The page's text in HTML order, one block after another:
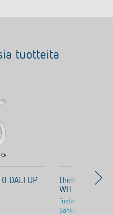
tuotteita
DALI UP
theRonda
WH
Tuotenro
Sähkönumero